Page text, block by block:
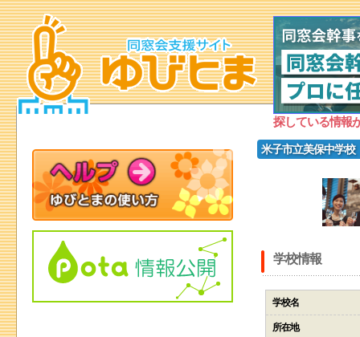
探している情報
米子市立美保中学校
学校情報
学校名
所在地